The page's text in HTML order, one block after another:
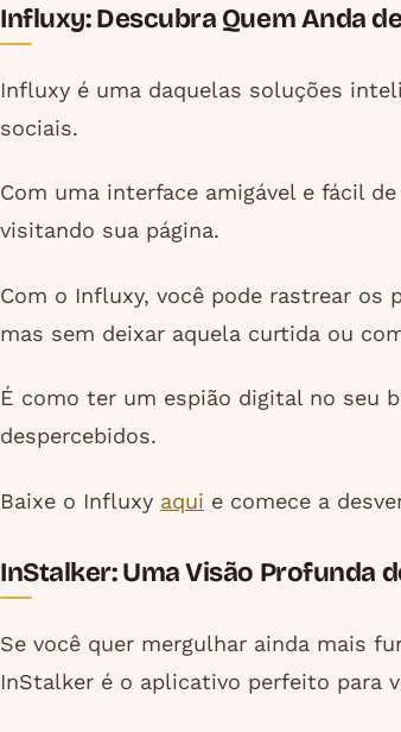
Influxy: Descubra Quem Anda
Influxy é uma daquelas soluções
sociais.
Com uma interface amigável e fácil
visitando sua página.
Com o Influxy, você pode rastrear os
mas sem deixar aquela curtida ou
É como ter um espião digital no seu
despercebidos.
Baixe o Influxy aqui e comece a
InStalker: Uma Visão Profunda
Se você quer mergulhar ainda mais
InStalker é o aplicativo perfeito para